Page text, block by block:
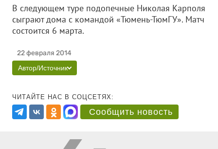
В следующем туре подопечные Николая Карполя
сыграют дома с командой «Тюмень-ТюмГУ». Матч
состоится 6 марта.
22 февраля 2014
Автор/Источник
ЧИТАЙТЕ НАС В СОЦСЕТЯХ:
Сообщить новость